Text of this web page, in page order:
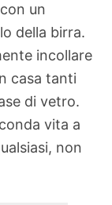
un
della birra.
incollare
casa tanti
di vetro.
vita a
non